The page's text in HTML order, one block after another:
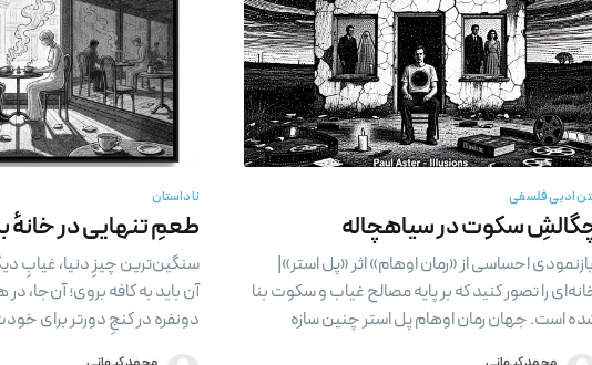
ادبی فلسفی
سکوت در سیاهچاله
احساسی از «رمان اوهام» اثر «پل استر»|
را تصور کنید که بر پایه مصالح غیاب و سکوت بنا
است. جهان رمان اوهام پل استر چنین سازه‌
ناداستان
طعمِ تنهایی در خانهٔ
سنگین‌ترین چیزِ دنیا، غیابِ
آن باید به کافه بروی؛ آن‌جا،
دو‌نفره در کنجِ دورتر برای
Subscribe to
خبر ها و بهترین پست ها را در ایمیل خود دریافت کنید
دنبال
کنید